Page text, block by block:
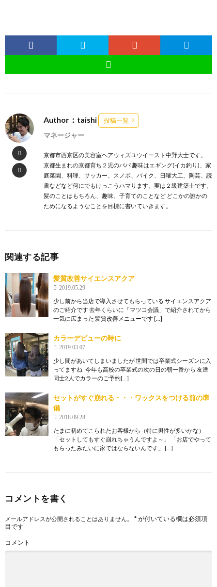
Author：taishi 投稿一覧
マネージャー
京都市西京区の美容室ヘアウィズユウイースト中野大士です。
京都生まれの京都育ち２児のパパ 趣味はエギング(イカ釣り)、家
庭菜園、料理、サッカー、スノボ、バイク、日曜大工、陶芸、読
書などなど何にでもけっこうハマります。実は２級建築士です。
髪のことはもちろん、趣味、子育てのことなど どこかの誰かの
ためになるようなことを目標に書いていきます。
関連する記事
髪質改善サイエンスアクア
2019.05.29
少し前から当店で導入させてもらっている サイエンスアクア
のご紹介です 去年くらいに「マツコ会議」で紹介されてから
一気に広まった 髪質改善メニューです […]
カラーデビューの時に
2019.03.07
少し間があいてしまいましたが 世間では卒業式シーズンに入
ってますね 今年も高校の卒業式の次の日の朝一番から 友達
同士2人でカラーのご予約[…]
セットがすぐ崩れる・・・ワックスをつける前の準
備
2018.09.28
たまに初めてこられたお客様から（特に男性が多いかな）
「セットしてもすぐ崩れちゃうんですよ～」 「お店でやって
もらったみたいに家ではならないんです」 […]
コメントを書く
メールアドレスが公開されることはありません。 *が付いている欄は必須項
目です
コメント